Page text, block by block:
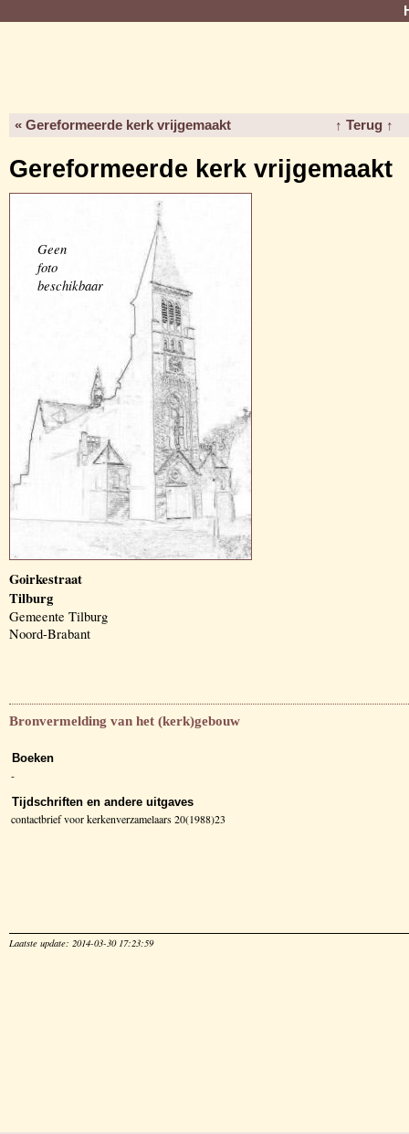
« Gereformeerde kerk vrijgemaakt ↑ Terug ↑
Gereformeerde kerk vrijgemaakt
Geen
foto
beschikbaar
Goirkestraat
Tilburg
Gemeente Tilburg
Noord-Brabant
Bronvermelding van het (kerk)gebouw
Boeken
-
Tijdschriften en andere uitgaves
contactbrief voor kerkenverzamelaars 20(1988)23
Laatste update: 2014-03-30 17:23:59